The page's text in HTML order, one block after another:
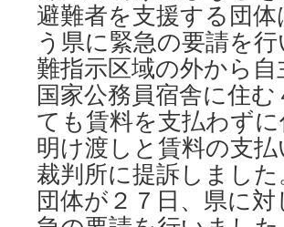
避難者を支援する団
う県に緊急の要請を
難指示区域の外から
国家公務員宿舎に住
ても賃料を支払わず
明け渡しと賃料の支
裁判所に提訴しまし
団体が２７日、県に